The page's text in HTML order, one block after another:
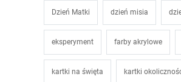
Dzień Matki dzień misia
eksperyment farby akrylowe
kartki na święta kartki